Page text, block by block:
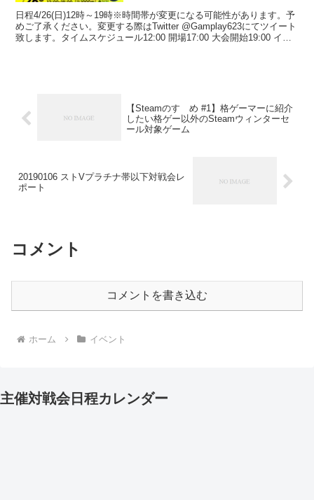
日程4/26(日)12時～19時※時間帯が変更になる可能性があります。予
めご了承ください。変更する際はTwitter @Gamplay623にてツイート
致します。タイムスケジュール12:00 開場17:00 大会開始19:00 イベ
【Steamのすゝめ #1】格ゲーマーに紹介
したい格ゲー以外のSteamウィンターセ
ール対象ゲーム
20190106 ストVプラチナ帯以下対戦会レ
ポート
コメント
コメントを書き込む
ホーム イベント
主催対戦会日程カレンダー